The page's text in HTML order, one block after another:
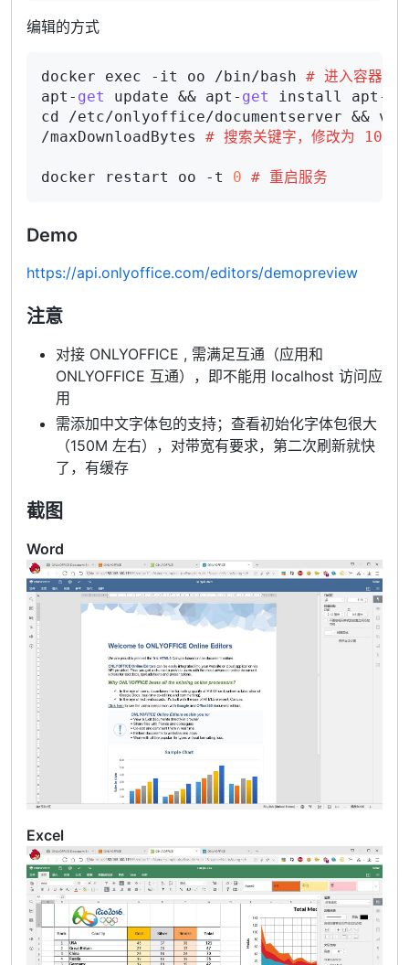
编辑的方式
docker exec -it oo /bin/bash # 进入容器
apt- get update && apt- get install apt-
cd /etc/onlyoffice/documentserver &&
/maxDownloadBytes # 搜索关键字，修改为
docker restart oo -t 0 # 重启服务
Demo
https://api.onlyoffice.com/editors/demopreview
注意
对接 ONLYOFFICE , 需满足互通（应用和
ONLYOFFICE 互通），即不能用 localhost 访问应
用
需添加中文字体包的支持；查看初始化字体包很大
（150M 左右），对带宽有要求，第二次刷新就快
了，有缓存
截图
Word
Excel